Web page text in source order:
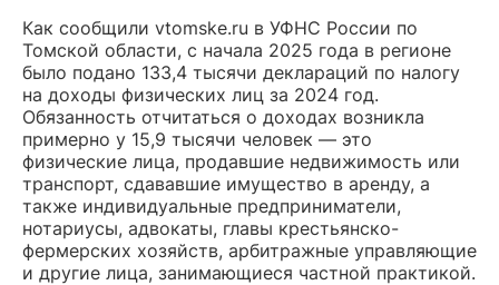
Как сообщили vtomske.ru в УФНС России по
Томской области, с начала 2025 года в регионе
было подано 133,4 тысячи деклараций по налогу
на доходы физических лиц за 2024 год.
Обязанность отчитаться о доходах возникла
примерно у 15,9 тысячи человек — это
физические лица, продавшие недвижимость или
транспорт, сдававшие имущество в аренду, а
также индивидуальные предприниматели,
нотариусы, адвокаты, главы крестьянско-
фермерских хозяйств, арбитражные управляющие
и другие лица, занимающиеся частной практикой.